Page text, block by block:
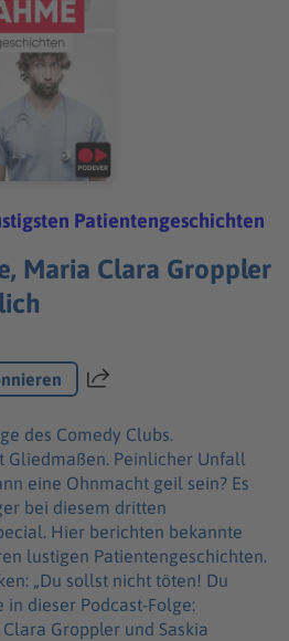
Patientengeschichten
Maria Clara Groppler
Teilen
des Comedy Clubs.
Peinlicher Unfall
eine Ohnmacht geil sein? Es
bei diesem dritten
Hier berichten bekannte
lustigen Patientengeschichten.
„Du sollst nicht töten! Du
Groppler und Saskia